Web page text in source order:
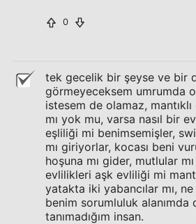
0
tek gecelik bir şeyse ve bir
görmeyeceksem umrumda
istesem de olamaz,
mı yok mu, varsa nasıl bir
eşliliği mi benimsemişler,
mı giriyorlar, kocası beni
hoşuna mı gider, mutlular
evlilikleri aşk evliliği mi
yatakta iki yabancılar mı,
benim sorumluluk alanımda
tanımadığım insan.